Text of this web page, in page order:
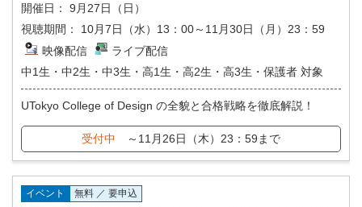
開催日：
9月27日（日）
視聴期間：
10月7日（水）13：00～11月30日（月）23：59
映像配信
ライブ配信
中1生・中2生・中3生・高1生・高2生・高3生・保護者 対象
UTokyo College of Design の全貌と合格戦略を徹底解説！
受付中 ～11月26日（木）23：59まで
イベント 無料 ／ 要申込